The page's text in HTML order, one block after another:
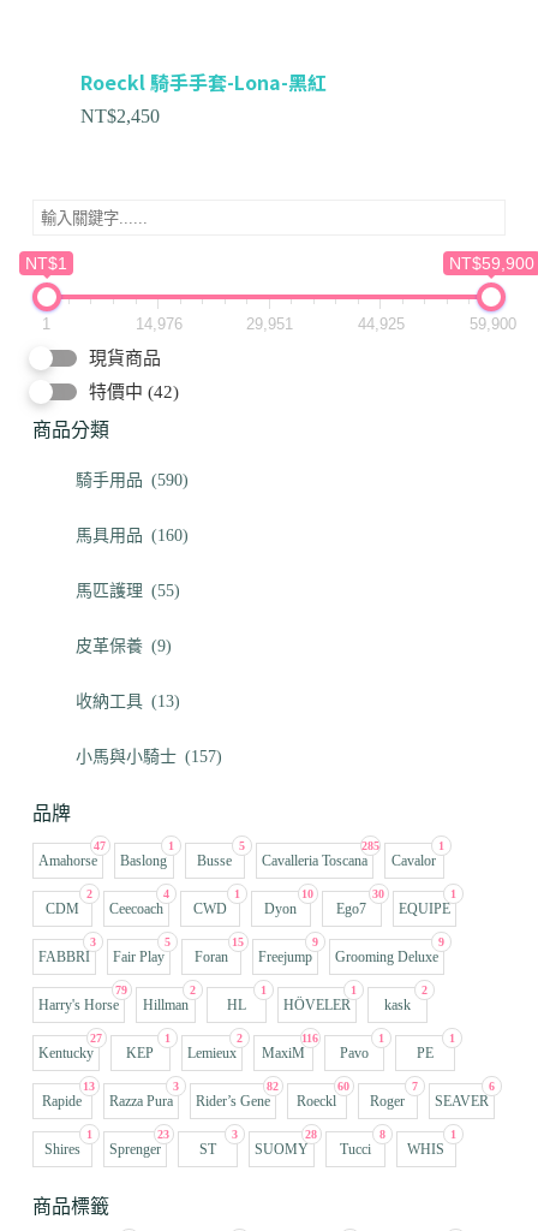
NT$1 NT$59,900
1 14,976 29,951 44,925 59,900
現貨商品
特價中 (42)
商品分類
騎手用品 (590)
馬具用品 (160)
馬匹護理 (55)
皮革保養 (9)
收納工具 (13)
小馬與小騎士 (157)
品牌
47
Amahorse
1
Baslong
5
Busse
285
Cavalleria Toscana
1
Cavalor
2
CDM
4
Ceecoach
1
CWD
10
Dyon
30
Ego7
1
EQUIPE
3
FABBRI
5
Fair Play
15
Foran
9
Freejump
9
Grooming Deluxe
79
Harry's Horse
2
Hillman
1
HL
1
HÖVELER
2
kask
27
Kentucky
1
KEP
2
Lemieux
116
MaxiM
1
Pavo
1
PE
13
Rapide
3
Razza Pura
82
Rider’s Gene
60
Roeckl
7
Roger
6
SEAVER
1
Shires
23
Sprenger
3
ST
28
SUOMY
8
Tucci
1
WHIS
商品標籤
Roeckl 騎手手套-Lona-黑紅
NT$2,450